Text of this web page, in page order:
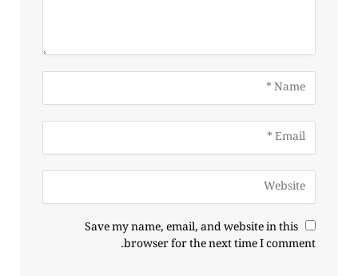
Save my name, email, and website in this
browser for the next time I comment.